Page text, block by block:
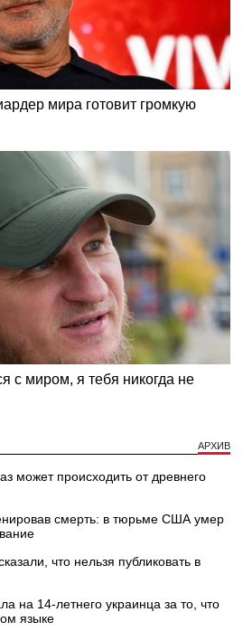
АРХИВ
может происходить от древнего
смерть: в тюрьме США умер
что нельзя публиковать в
на 14-летнего украинца за то, что
языке